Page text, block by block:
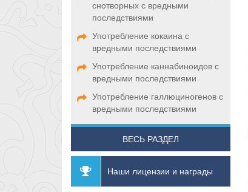
снотворных с вредными
последствиями
Употребление кокаина с
вредными последствиями
Употребление каннабиноидов с
вредными последствиями
Употребление галлюциногенов с
вредными последствиями
ВЕСЬ РАЗДЕЛ
Наши лицензии и награды